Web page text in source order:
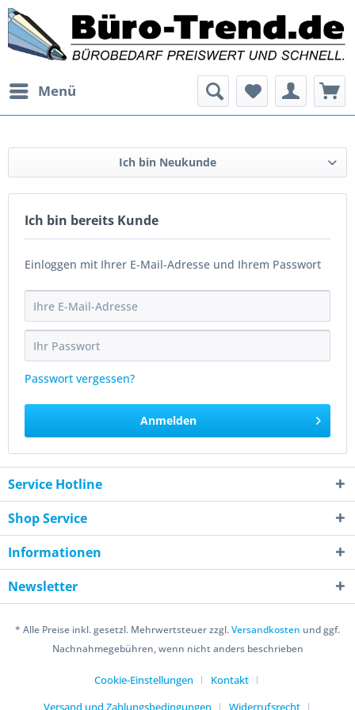
Menü
Ich bin Neukunde
Ich bin bereits Kunde
Einloggen mit Ihrer E-Mail-Adresse und Ihrem Passwort
Passwort vergessen?
Anmelden
Service Hotline
Shop Service
Informationen
Newsletter
* Alle Preise inkl. gesetzl. Mehrwertsteuer zzgl.Versandkosten und ggf.
Nachnahmegebühren, wenn nicht anders beschrieben
Cookie-Einstellungen
Kontakt
Versand und Zahlungsbedingungen
Widerrufsrecht